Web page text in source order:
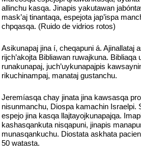
allinchu kasqa. Jinapis yakutawan
mask’aj tinantaqa, espejota jap’ispa
chpqasqa. (Ruido de vidrios rotos)
Asikunapaj jina í, cheqapuni á. Ajinallataj
rijch’akojta Bibliawan ruwajkuna. Bibliaqa
runakunapaj, juch’uykunapajpis
rikuchinampaj, manataj gustanchu.
Jeremíasqa chay jinata jina kawsasqa
nisunmanchu, Diospa kamachin Israelpi.
espejo jina kasqa llajtayojkunapajqa.
kashasqankuta nisqapuni, jinapis
munasqankuchu. Diostata askhata
50 watasta.